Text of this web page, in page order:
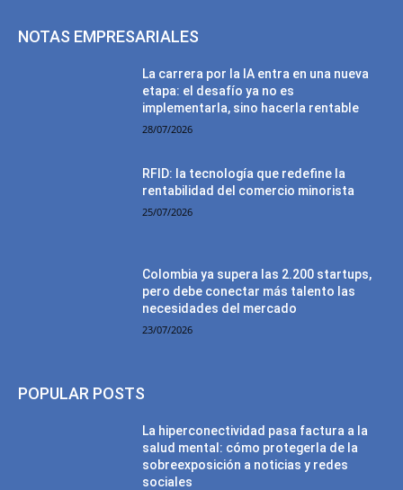
NOTAS EMPRESARIALES
La carrera por la IA entra en una nueva
etapa: el desafío ya no es
implementarla, sino hacerla rentable
28/07/2026
RFID: la tecnología que redefine la
rentabilidad del comercio minorista
25/07/2026
Colombia ya supera las 2.200 startups,
pero debe conectar más talento las
necesidades del mercado
23/07/2026
POPULAR POSTS
La hiperconectividad pasa factura a la
salud mental: cómo protegerla de la
sobreexposición a noticias y redes
sociales